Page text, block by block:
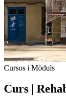
Cursos i Mòduls
Curs |